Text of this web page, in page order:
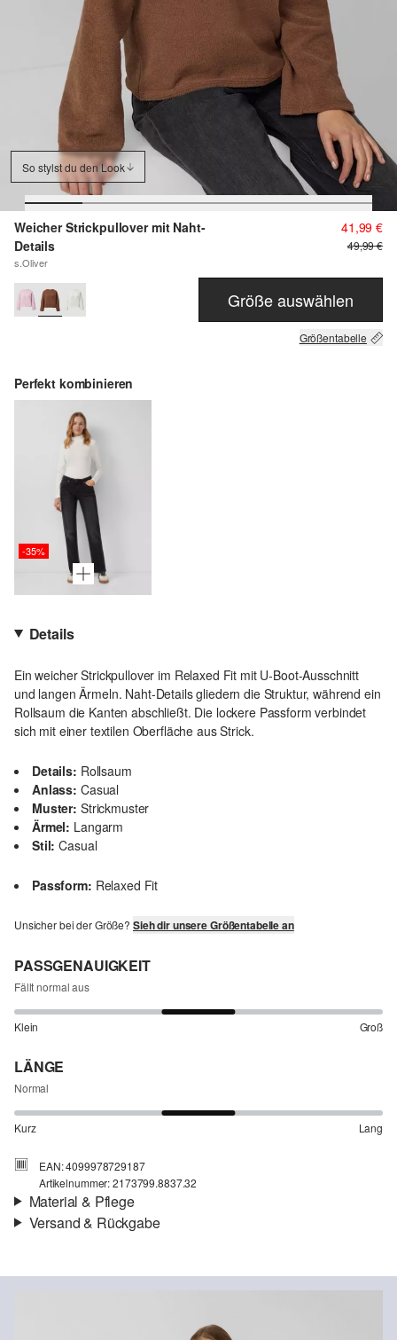
So stylst du den Look
Weicher Strickpullover mit Naht-
Details
s.Oliver
41,99 €
49,99 €
Größe auswählen
Größentabelle
Perfekt kombinieren
-35%
Details
Ein weicher Strickpullover im Relaxed Fit mit U-Boot-Ausschnitt
und langen Ärmeln. Naht-Details gliedern die Struktur, während ein
Rollsaum die Kanten abschließt. Die lockere Passform verbindet
sich mit einer textilen Oberfläche aus Strick.
Details: Rollsaum
Anlass: Casual
Muster: Strickmuster
Ärmel: Langarm
Stil: Casual
Passform: Relaxed Fit
Unsicher bei der Größe? Sieh dir unsere Größentabelle an
PASSGENAUIGKEIT
Fällt normal aus
Klein Groß
LÄNGE
Normal
Kurz Lang
EAN: 4099978729187
Artikelnummer: 2173799.8837.32
Material & Pflege
Versand & Rückgabe
Standardlieferung einer Bestellung in Höhe von 3,95 € an. Fashion
einem Mindestbestellwert in Höhe von 149,00 € (bei einem